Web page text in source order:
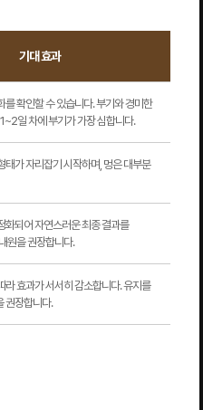
기대 효과
를 확인할 수 있습니다. 부기와 경미한
일 차에 부기가 가장 심합니다.
태가 자리잡기 시작하며, 멍은 대부분
화되어 자연스러운 최종 결과를
원을 권장합니다.
라 효과가 서서히 감소합니다. 유지를
권장합니다.